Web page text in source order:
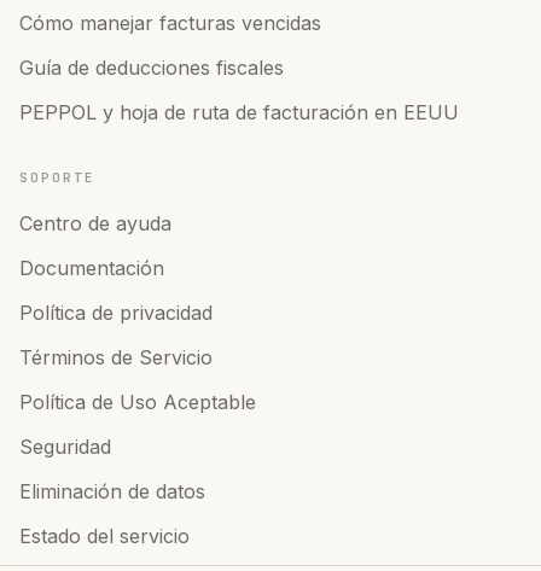
Cómo manejar facturas vencidas
Guía de deducciones fiscales
PEPPOL y hoja de ruta de facturación en EEUU
SOPORTE
Centro de ayuda
Documentación
Política de privacidad
Términos de Servicio
Política de Uso Aceptable
Seguridad
Eliminación de datos
Estado del servicio